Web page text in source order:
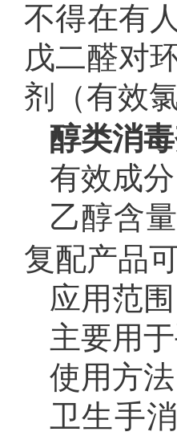
不得在有
戊二醛对
剂（有效
醇类消毒
有效成分
乙醇含
复配产品
应用范围
主要用
使用方法
卫生手